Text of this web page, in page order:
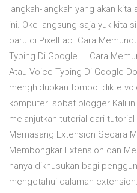
langkah-langkah yang akan
ini. Oke langsung saja yuk kita
baru di PixelLab. Cara
Typing Di Google ... Cara
Atau Voice Typing Di Google
menghidupkan tombol dikte
komputer. sobat blogger Kali
melanjutkan tutorial dari
Memasang Extension Secara
Membongkar Extension dan
hanya dikhusukan bagi
mengetahui dalaman